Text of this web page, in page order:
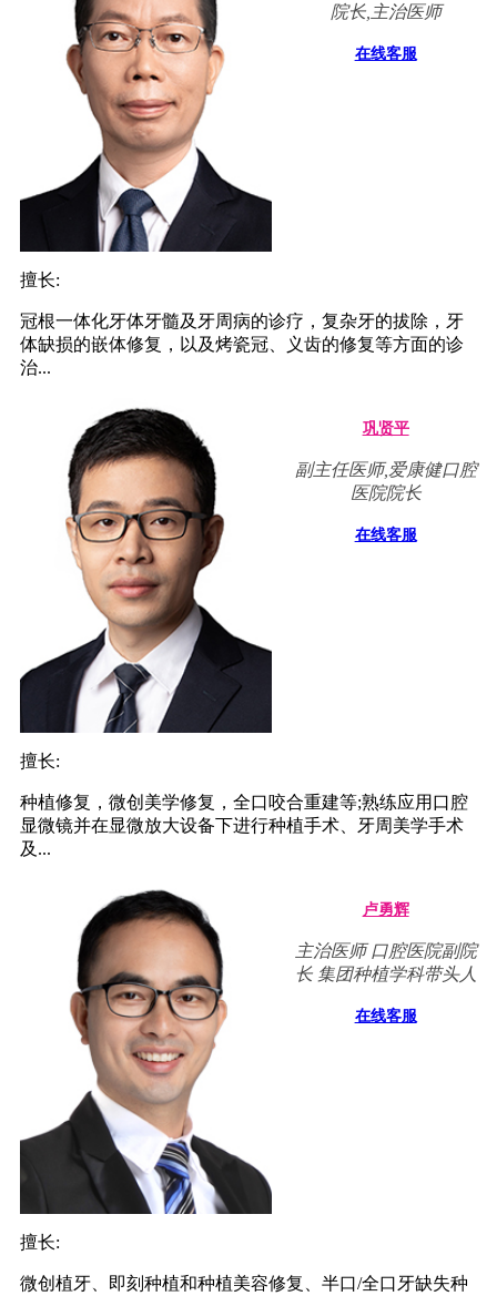
院长,主治医师
在线客服
擅长:
冠根一体化牙体牙髓及牙周病的诊疗，复杂牙的拔除，牙
体缺损的嵌体修复，以及烤瓷冠、义齿的修复等方面的诊
治...
巩贤平
副主任医师,爱康健口腔
医院院长
在线客服
擅长:
种植修复，微创美学修复，全口咬合重建等;熟练应用口腔
显微镜并在显微放大设备下进行种植手术、牙周美学手术
及...
卢勇辉
主治医师 口腔医院副院
长 集团种植学科带头人
在线客服
擅长:
微创植牙、即刻种植和种植美容修复、半口/全口牙缺失种